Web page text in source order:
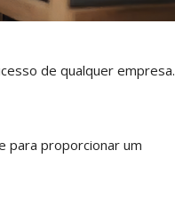
de qualquer empresa.
para proporcionar um